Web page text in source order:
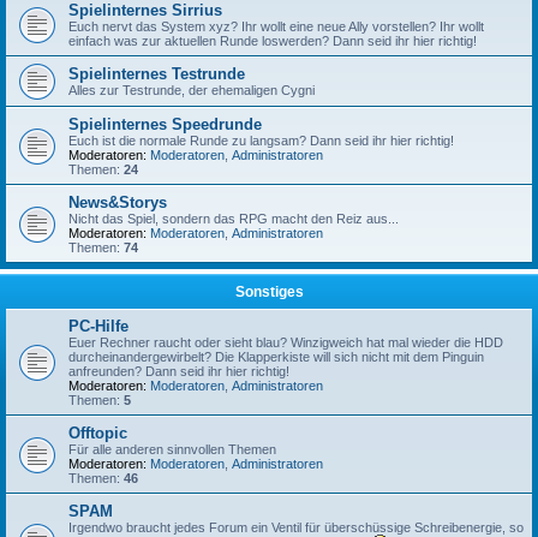
Spielinternes Sirrius
Euch nervt das System xyz? Ihr wollt eine neue Ally vorstellen? Ihr wollt
einfach was zur aktuellen Runde loswerden? Dann seid ihr hier richtig!
Spielinternes Testrunde
Alles zur Testrunde, der ehemaligen Cygni
Spielinternes Speedrunde
Euch ist die normale Runde zu langsam? Dann seid ihr hier richtig!
Moderatoren: Moderatoren Administratoren
Themen: 24
News&Storys
Nicht das Spiel, sondern das RPG macht den Reiz aus...
Moderatoren: Moderatoren Administratoren
Themen: 74
Sonstiges
PC-Hilfe
Euer Rechner raucht oder sieht blau? Winzigweich hat mal wieder die HDD
durcheinandergewirbelt? Die Klapperkiste will sich nicht mit dem Pinguin
anfreunden? Dann seid ihr hier richtig!
Moderatoren: Moderatoren Administratoren
Themen: 5
Offtopic
Für alle anderen sinnvollen Themen
Moderatoren: Moderatoren Administratoren
Themen: 46
SPAM
Irgendwo braucht jedes Forum ein Ventil für überschüssige Schreibenergie, so